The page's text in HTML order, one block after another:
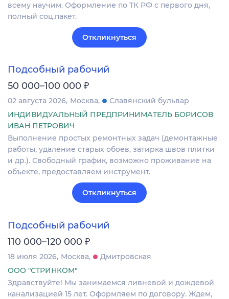
всему научим. Оформление по ТК РФ с первого дня,
полный соц.пакет.
Откликнуться
Подсобный рабочий
50 000–100 000 ₽
02 августа 2026 Москва
Славянский бульвар
ИНДИВИДУАЛЬНЫЙ ПРЕДПРИНИМАТЕЛЬ БОРИСОВ
ИВАН ПЕТРОВИЧ
Выполнение простых ремонтных задач (демонтажные
работы, удаление старых обоев, затирка швов плитки
и др.). Свободный график, возможно проживание на
объекте, предоставляем инструмент.
Откликнуться
Подсобный рабочий
110 000–120 000 ₽
18 июля 2026 Москва
Дмитровская
ООО "СТРИНКОМ"
Здравствуйте! Мы занимаемся ливневой и дождевой
канализацией 15 лет. Оформляем по договору. Ждем,